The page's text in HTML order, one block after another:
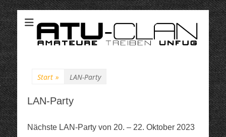
ATU-Clan
Start » LAN-Party
LAN-Party
Nächste LAN-Party von 20. – 22. Oktober 2023